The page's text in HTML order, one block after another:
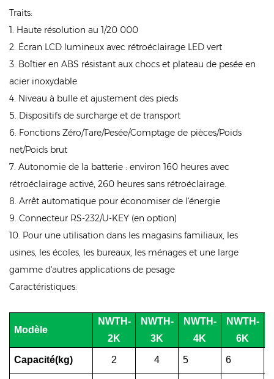
Traits:
1. Haute résolution au 1/20 000
2. Écran LCD lumineux avec rétroéclairage LED vert
3. Boîtier en ABS résistant aux chocs et plateau de pesée en
acier inoxydable
4. Niveau à bulle et ajustement des pieds
5. Dispositifs de surcharge et de transport
6. Fonctions Zéro/Tare/Pesée/Comptage de pièces/Poids
net/Poids brut
7. Autonomie de la batterie : environ 160 heures avec
rétroéclairage activé, 260 heures sans rétroéclairage.
8. Arrêt automatique pour économiser de l'énergie
9. Connecteur RS-232/U-KEY (en option)
10. Pour une utilisation dans les magasins familiaux, les
usines, les écoles, les bureaux, les ménages et une large
gamme d'autres applications de pesage
Caractéristiques:
Modèle
NWTH-
2K
NWTH-
3K
NWTH-
4K
NWTH-
6K
Capacité(kg) 2 4 5 6